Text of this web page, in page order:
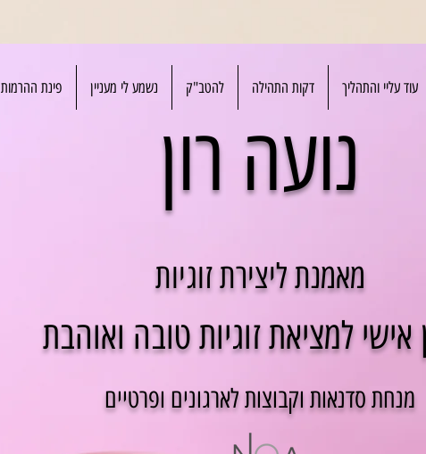
עוד עליי והתהליך דקות התהילה להטב"ק נשמע לי מעניין פינת ההרמות
נועה רון
מאמנת ליצירת זוגיות
אישי למציאת זוגיות טובה ואוהבת
מנחת סדנאות וקבוצות לארגונים ופרטיים